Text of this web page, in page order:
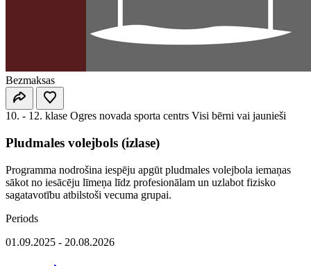
Bezmaksas
10. - 12. klase Ogres novada sporta centrs Visi bērni vai jaunieši
Pludmales volejbols (izlase)
Programma nodrošina iespēju apgūt pludmales volejbola iemaņas
sākot no iesācēju līmeņa līdz profesionālam un uzlabot fizisko
sagatavotību atbilstoši vecuma grupai.
Periods
01.09.2025 - 20.08.2026